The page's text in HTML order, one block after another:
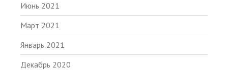
Июнь 2021
Март 2021
Январь 2021
Декабрь 2020